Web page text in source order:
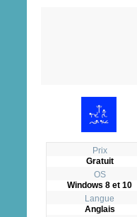
Prix
Gratuit
OS
Windows 8 et 10
Langue
Anglais